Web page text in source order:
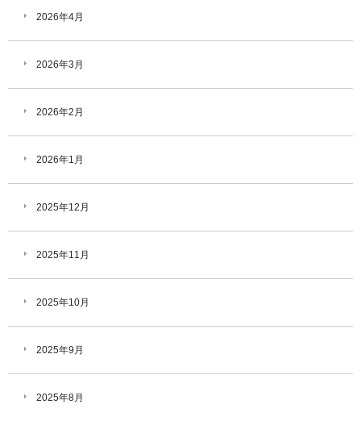
2026年4月
2026年3月
2026年2月
2026年1月
2025年12月
2025年11月
2025年10月
2025年9月
2025年8月